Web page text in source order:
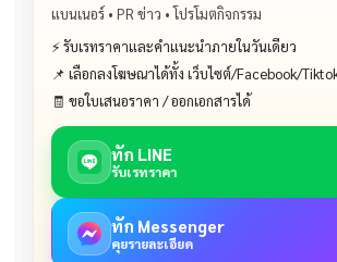
แบนเนอร์ • PR ข่าว • โปรโมตกิจกรรม
⚡ รับเรทราคาและคำแนะนำภายในวันเดียว
📌 เลือกลงโฆษณาได้ทั้ง เว็บไซต์/Facebook/
🧾 ขอใบเสนอราคา / ออกเอกสารได้
ทัก LINE
รับเรทราคา
ทัก Messenger
คุยรายละเอียด